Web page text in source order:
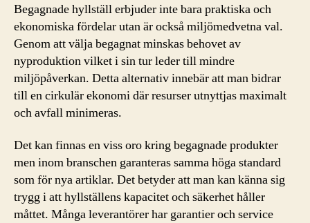
Begagnade hyllställ erbjuder inte bara praktiska och
ekonomiska fördelar utan är också miljömedvetna val.
Genom att välja begagnat minskas behovet av
nyproduktion vilket i sin tur leder till mindre
miljöpåverkan. Detta alternativ innebär att man bidrar
till en cirkulär ekonomi där resurser utnyttjas maximalt
och avfall minimeras.
Det kan finnas en viss oro kring begagnade produkter
men inom branschen garanteras samma höga standard
som för nya artiklar. Det betyder att man kan känna sig
trygg i att hyllställens kapacitet och säkerhet håller
måttet. Många leverantörer har garantier och service